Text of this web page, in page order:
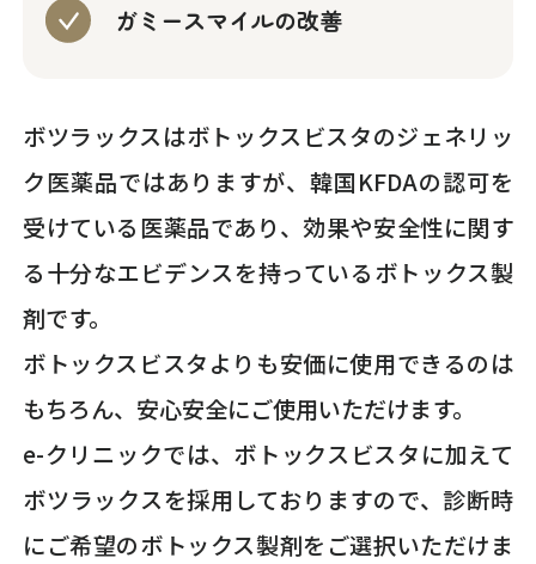
ガミースマイルの改善
ボツラックスはボトックスビスタのジェネリッ
ク医薬品ではありますが、韓国KFDAの認可を
受けている医薬品であり、効果や安全性に関す
る十分なエビデンスを持っているボトックス製
剤です。
ボトックスビスタよりも安価に使用できるのは
もちろん、安心安全にご使用いただけます。
e-クリニックでは、ボトックスビスタに加えて
ボツラックスを採用しておりますので、診断時
にご希望のボトックス製剤をご選択いただけま